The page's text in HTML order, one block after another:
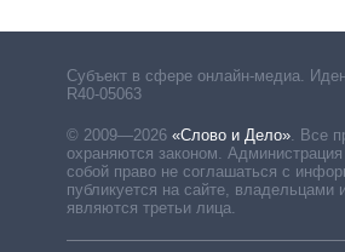
Субъект в сфере онлайн-медиа.
R40-05063
© 2009—2026 «Слово и Дело» Все
охраняются законом. Администрация
собой право не соглашаться с
публикуется на сайте, владельцами
являются третьи лица.